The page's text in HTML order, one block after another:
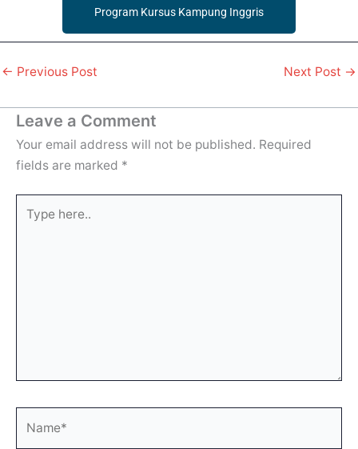
Program Kursus Kampung Inggris
← Previous Post Next Post →
Leave a Comment
Your email address will not be published. Required
fields are marked *
here..